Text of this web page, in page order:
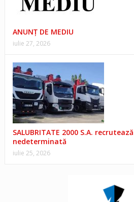
ANUNŢ DE MEDIU
iulie 27, 2026
SALUBRITATE 2000 S.A.
nedeterminată
iulie 25, 2026